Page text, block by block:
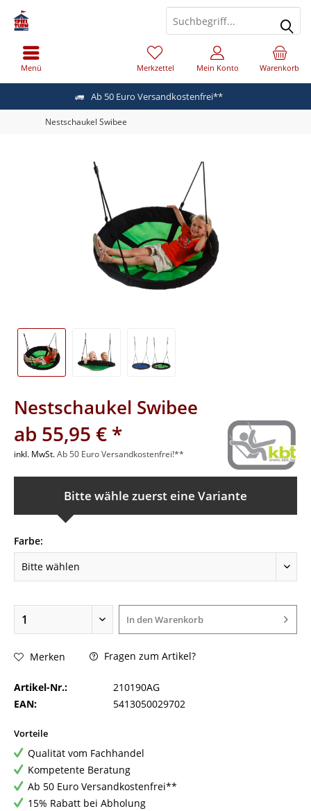
Ab 50 Euro Versandkostenfrei**
Menü Warenkorb
Merkzettel Mein Konto
Nestschaukel Swibee
Nestschaukel Swibee
ab 55,95 € *
inkl. MwSt.Ab 50 Euro Versandkostenfrei!**
Bitte wähle zuerst eine Variante
Farbe:
In denWarenkorb
Merken Fragen zum Artikel?
Artikel-Nr.:
210190AG
EAN:
5413050029702
Vorteile
Qualität vom Fachhandel
Kompetente Beratung
Ab 50 Euro Versandkostenfrei**
15% Rabatt bei Abholung